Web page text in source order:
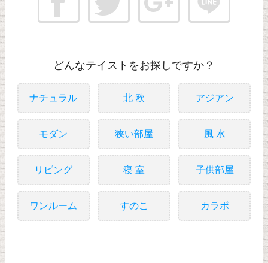
どんなテイストをお探しですか？
ナチュラル 北 欧 アジアン
モダン 狭い部屋 風 水
リビング 寝 室 子供部屋
ワンルーム すのこ カラボ